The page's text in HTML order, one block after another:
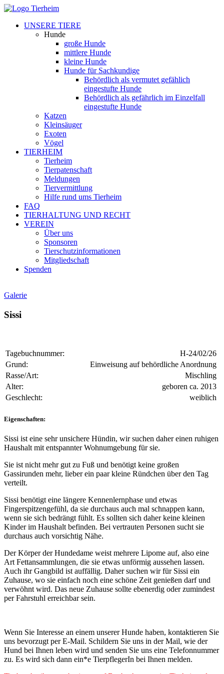
UNSERE TIERE
Hunde
große Hunde
mittlere Hunde
kleine Hunde
Hunde für Sachkundige
Behördlich als vermutet gefählich
eingestufte Hunde
Behördlich als gefährlich im Einzelfall
eingestufte Hunde
Katzen
Kleinsäuger
Exoten
Vögel
TIERHEIM
Tierheim
Tierpatenschaft
Meldungen
Tiervermittlung
Hilfe rund ums Tierheim
FAQ
TIERHALTUNG UND RECHT
VEREIN
Über uns
Sponsoren
Tierschutzinformationen
Mitgliedschaft
Spenden
Galerie
Sissi
Tagebuchnummer:
H-24/02/26
Grund:
Einweisung auf behördliche Anordnung
Rasse/Art:
Mischling
Alter:
geboren ca. 2013
Geschlecht:
weiblich
Eigenschaften:
Sissi ist eine sehr unsichere Hündin, wir suchen daher einen ruhigen
Haushalt mit entspannter Wohnumgebung für sie.
Sie ist nicht mehr gut zu Fuß und benötigt keine großen
Gassirunden mehr, lieber ein paar kleine Ründchen über den Tag
verteilt.
Sissi benötigt eine längere Kennenlernphase und etwas
Fingerspitzengefühl, da sie durchaus auch mal schnappen kann,
wenn sie sich bedrängt fühlt. Es sollten sich daher keine kleinen
Kinder im Haushalt befinden. Bei vertrauten Personen sucht sie
durchaus auch vorsichtig Nähe.
Der Körper der Hundedame weist mehrere Lipome auf, also eine
Art Fettansammlungen, die sie etwas unförmig aussehen lassen.
Auch ihr Gangbild ist auffällig. Daher suchen wir für Sissi ein
Zuhause, wo sie einfach noch eine schöne Zeit genießen darf und
verwöhnt wird. Das neue Zuhause sollte ebenerdig oder zumindest
per Fahrstuhl erreichbar sein.
Wenn Sie Interesse an einem unserer Hunde haben, kontaktieren Sie
uns bevorzugt per E-Mail. Schildern Sie uns in der Mail, wie der
Hund bei Ihnen leben wird und senden Sie uns eine Telefonnummer
zu. Es wird sich dann ein*e TierpflegerIn bei Ihnen melden.